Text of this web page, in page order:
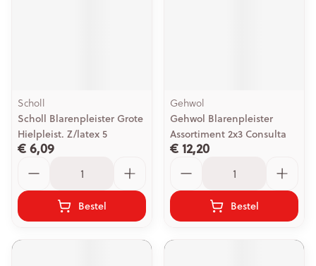
Scholl
Scholl Blarenpleister Grote
Hielpleist. Z/latex 5
€ 6,09
Bestel
Gehwol
Gehwol Blarenpleister
Assortiment 2x3 Consulta
€ 12,20
Bestel